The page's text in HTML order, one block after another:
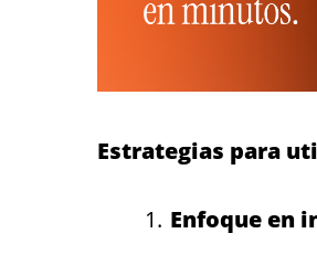
Estrategias para
Enfoque en